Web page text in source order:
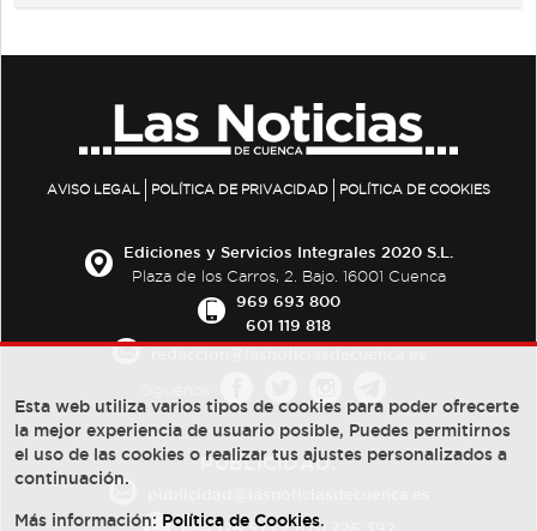
AVISO LEGAL POLÍTICA DE PRIVACIDAD POLÍTICA DE COOKIES
Ediciones y Servicios Integrales 2020 S.L.
Plaza de los Carros, 2. Bajo. 16001 Cuenca
969 693 800
601 119 818
PUBLICIDAD:
684 126 573/670 726 392
Esta web utiliza varios tipos de cookies para poder ofrecerte
la mejor experiencia de usuario posible, Puedes permitirnos
el uso de las cookies o realizar tus ajustes personalizados a
continuación.
Más información: Política de Cookies.